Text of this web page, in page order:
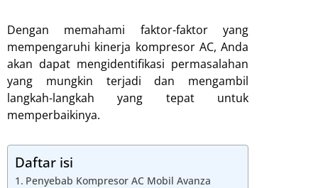
Dengan memahami faktor-faktor yang
mempengaruhi kinerja kompresor AC, Anda
akan dapat mengidentifikasi permasalahan
yang mungkin terjadi dan mengambil
langkah-langkah yang tepat untuk
memperbaikinya.
Daftar isi
Penyebab Kompresor AC Mobil Avanza